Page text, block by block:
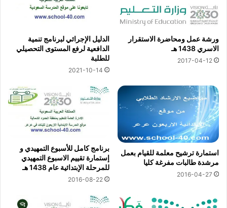
ورشة عمل ومحاضرة الاستقرار
الاسري 1438 هـ
2017-04-12
الدليل الإجرائي لبرنامج تنمية
الدافعية لرفع المستوى التحصيلي
للطلبة
2021-10-14
استمارة ترشيح معلمة للقيام بعمل
مرشدة طالبات مفرغة كليا
2016-04-27
برنامج كامل للأسبوع التمهيدي و
إستمارة تقييم الاسبوع التمهيدي
للمرحلة الإبتدائية عام 1438 هـ
2016-08-22